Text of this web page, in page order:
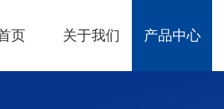
页 关于我们 产品中心